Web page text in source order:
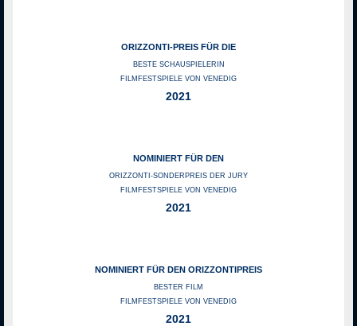
ORIZZONTI-PREIS FÜR DIE
BESTE SCHAUSPIELERIN
FILMFESTSPIELE VON VENEDIG
2021
NOMINIERT FÜR DEN
ORIZZONTI-SONDERPREIS DER JURY
FILMFESTSPIELE VON VENEDIG
2021
NOMINIERT FÜR DEN ORIZZONTIPREIS
BESTER FILM
FILMFESTSPIELE VON VENEDIG
2021